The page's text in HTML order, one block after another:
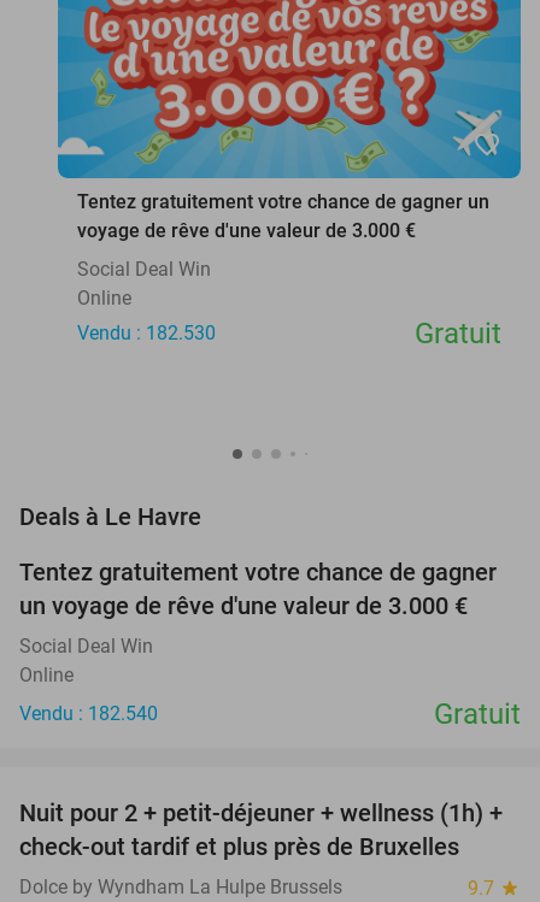
favorite_border
Tentez gratuitement votre chance de gagner un
voyage de rêve d'une valeur de 3.000 €
Social Deal Win
Online
Vendu : 182.530
Gratuit
Deals à Le Havre
Tentez gratuitement votre chance de gagner
un voyage de rêve d'une valeur de 3.000 €
Social Deal Win
Online
Vendu : 182.540
Gratuit
55%
Nuit pour 2 + petit-déjeuner + wellness (1h) +
check-out tardif et plus près de Bruxelles
Dolce by Wyndham La Hulpe Brussels 9.7 star